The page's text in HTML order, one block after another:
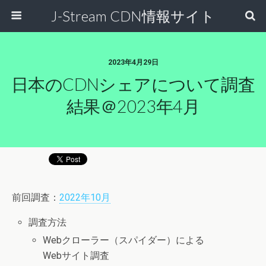
J-Stream CDN情報サイト
2023年4月29日
日本のCDNシェアについて調査
結果＠2023年4月
前回調査： 2022年10月
調査方法
Webクローラー（スパイダー）による
Webサイト調査